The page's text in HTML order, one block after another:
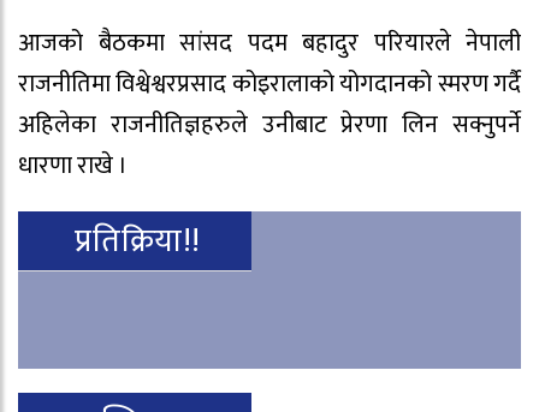
आजको बैठकमा सांसद पदम बहादुर परियारले नेपाली
राजनीतिमा विश्वेश्वरप्रसाद कोइरालाको योगदानको स्मरण गर्दै
अहिलेका राजनीतिज्ञहरुले उनीबाट प्रेरणा लिन सक्नुपर्ने
धारणा राखे ।
प्रतिक्रिया!!